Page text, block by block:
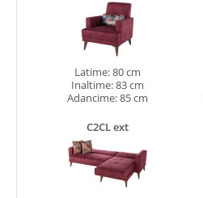
Latime: 80 cm
Inaltime: 83 cm
Adancime: 85 cm
C2CL ext